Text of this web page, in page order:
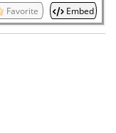
Favorite Embed